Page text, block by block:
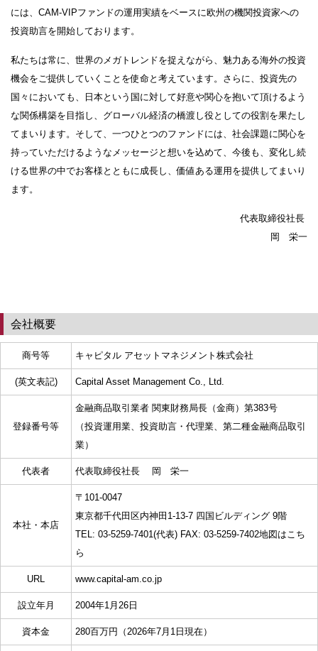
には、CAM-VIPファンドの運用実績をベースに欧州の機関投資家への
投資助言を開始しております。
私たちは常に、世界のメガトレンドを捉えながら、魅力ある海外の投資
機会をご提供していくことを使命と考えています。さらに、投資先の
国々においても、日本という国に対して好意や関心を抱いて頂けるよう
な関係構築を目指し、グローバル経済の橋渡し役としての役割を果たし
てまいります。そして、一つひとつのファンドには、社会課題に関心を
持っていただけるようなメッセージと想いを込めて、今後も、変化し続
ける世界の中でお客様とともに成長し、価値ある運用を提供してまいり
ます。
代表取締役社長
岡 栄一
会社概要
商号等 キャピタル アセットマネジメント株式会社
(英文表記) Capital Asset Management Co., Ltd.
登録番号等
金融商品取引業者 関東財務局長（金商）第383号
（投資運用業、投資助言・代理業、第二種金融商品取引
業）
代表者 代表取締役社長 岡 栄一
本社・本店
〒101-0047
東京都千代田区内神田1-13-7 四国ビルディング 9階
TEL: 03-5259-7401(代表) FAX: 03-5259-7402地図はこち
ら
URL www.capital-am.co.jp
設立年月 2004年1月26日
資本金 280百万円（2026年7月1日現在）